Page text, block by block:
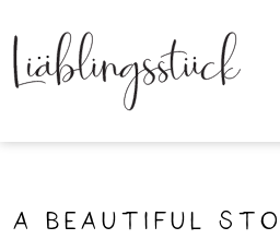
a beautiful